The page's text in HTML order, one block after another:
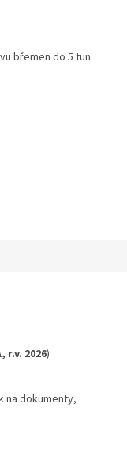
břemen do 5 tun.
r.v. 2026)
na dokumenty,